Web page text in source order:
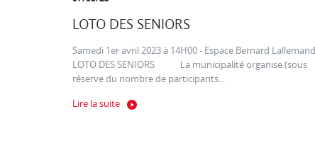
LOTO DES SENIORS
Samedi 1er avril 2023 à 14H00 - Espace Bernard Lallemand
LOTO DES SENIORS La municipalité organise (sous
réserve du nombre de participants...
Lire la suite